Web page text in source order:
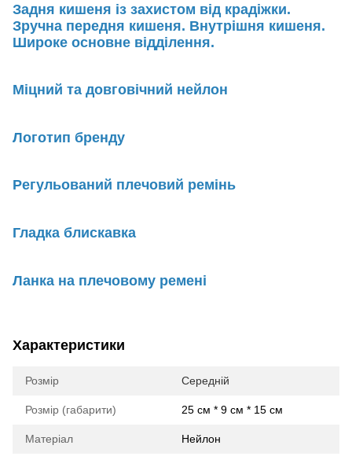
Задня кишеня із захистом від крадіжки.
Зручна передня кишеня. Внутрішня кишеня.
Широке основне відділення.
Міцний та довговічний нейлон
Логотип бренду
Регульований плечовий ремінь
Гладка блискавка
Ланка на плечовому ремені
Характеристики
Розмір Середній
Розмір (габарити) 25 см * 9 см * 15 см
Матеріал Нейлон